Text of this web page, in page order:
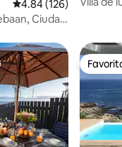
Calificación promedio:
4.84 (126)
Ciudad